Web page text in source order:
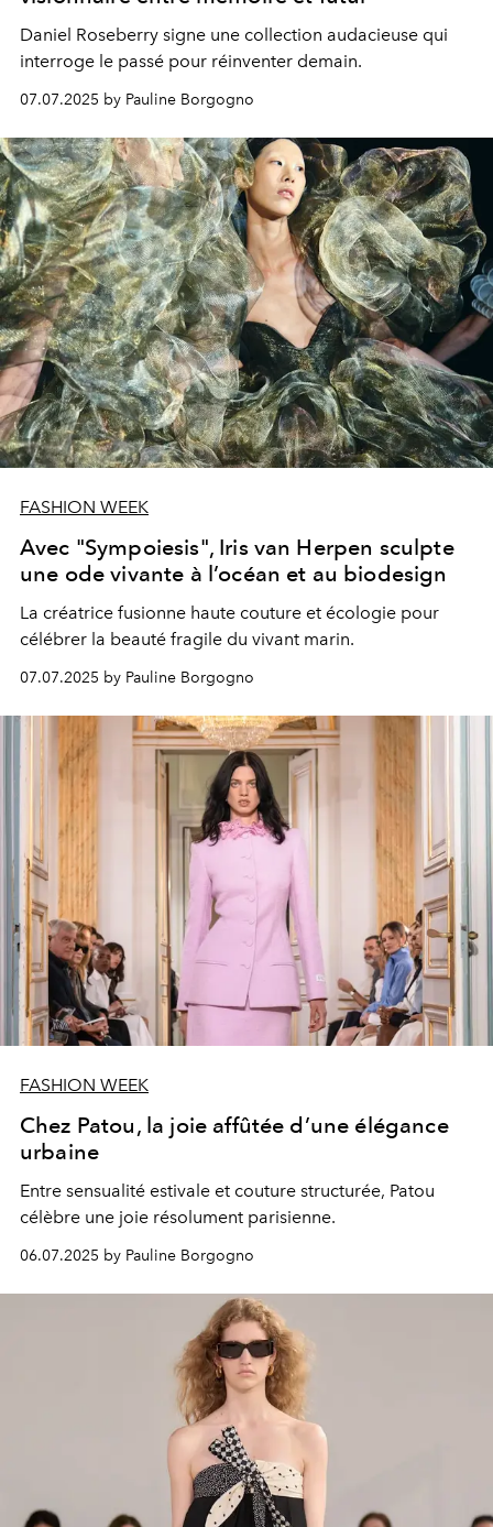
Daniel Roseberry signe une collection audacieuse qui
interroge le passé pour réinventer demain.
07.07.2025 by Pauline Borgogno
FASHION WEEK
Avec "Sympoiesis", Iris van Herpen sculpte
une ode vivante à l’océan et au biodesign
La créatrice fusionne haute couture et écologie pour
célébrer la beauté fragile du vivant marin.
07.07.2025 by Pauline Borgogno
FASHION WEEK
Chez Patou, la joie affûtée d’une élégance
urbaine
Entre sensualité estivale et couture structurée, Patou
célèbre une joie résolument parisienne.
06.07.2025 by Pauline Borgogno